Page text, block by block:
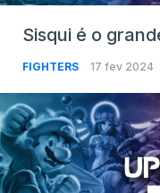
Sisqui é o
FIGHTERS 17 fev 2024